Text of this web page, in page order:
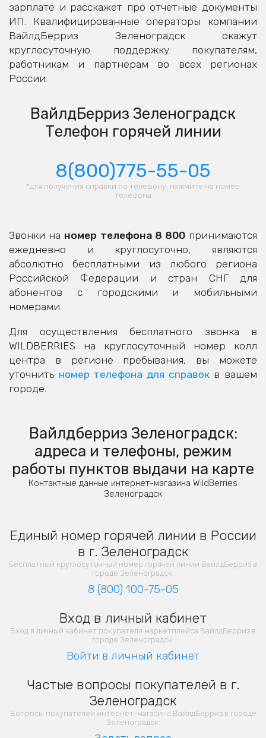
зарплате и расскажет про отчетные документы
ИП. Квалифицированные операторы компании
ВайлдБерриз Зеленоградск окажут
круглосуточную поддержку покупателям,
работникам и партнерам во всех регионах
России.
ВайлдБерриз Зеленоградск
Телефон горячей линии
8(800)775-55-05
*для получения справки по телефону, нажмите на номер
телефона
Звонки на номер телефона 8 800принимаются
ежедневно и круглосуточно, являются
абсолютно бесплатными из любого региона
Российской Федерации и стран СНГ для
абонентов с городскими и мобильными
номерами.
Для осуществления бесплатного звонка в
WILDBERRIES на круглосуточный номер колл
центра в регионе пребывания, вы можете
уточнить номер телефона для справокв вашем
городе.
Вайлдберриз Зеленоградск:
адреса и телефоны, режим
работы пунктов выдачи на карте
Контактные данные интернет-магазина WildBerries
Зеленоградск
Единый номер горячей линии в России
в г. Зеленоградск
Бесплатный круглосуточный номер горячей линии ВайлдБерриз в
городе Зеленоградск:
8 (800) 100-75-05
Вход в личный кабинет
Вход в личный кабинет покупателя маркетплейса ВайлдБерриз в
городе Зеленоградск:
Войти в личный кабинет
Частые вопросы покупателей в г.
Зеленоградск
Вопросы покупателей интернет-магазина ВайлдБерриз в городе
Зеленоградск: